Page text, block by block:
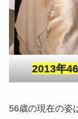
2013年
56歳の現在の姿